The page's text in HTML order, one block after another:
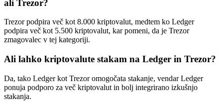
ali Trezor?
Trezor podpira več kot 8.000 kriptovalut, medtem ko Ledger
podpira več kot 5.500 kriptovalut, kar pomeni, da je Trezor
zmagovalec v tej kategoriji.
Ali lahko kriptovalute stakam na Ledger in Trezor?
Da, tako Ledger kot Trezor omogočata stakanje, vendar Ledger
ponuja podporo za več kriptovalut in bolj integrirano izkušnjo
stakanja.